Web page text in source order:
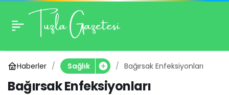
Haberler Sağlık Bağırsak Enfeksiyonları
Bağırsak Enfeksiyonları
Bağırsak Enfeksiyonları